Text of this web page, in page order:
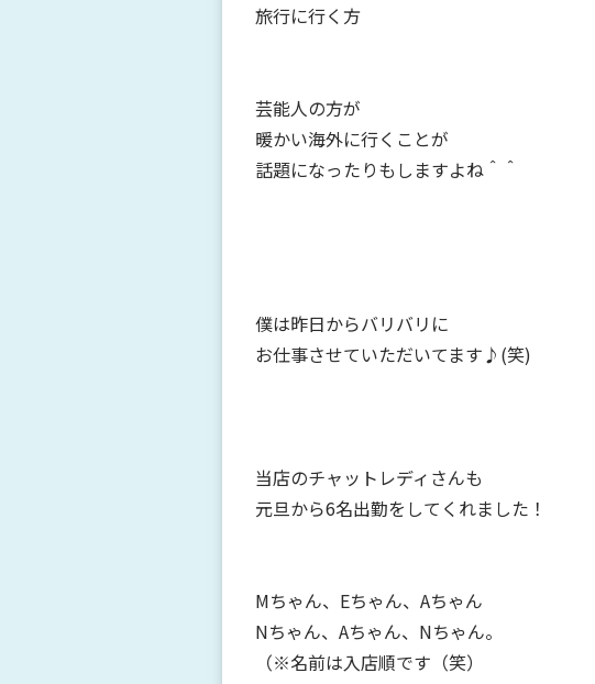
旅行に行く方
芸能人の方が
暖かい海外に行くことが
話題になったりもしますよね＾＾
僕は昨日からバリバリに
お仕事させていただいてます♪(笑)
当店のチャットレディさんも
元旦から6名出勤をしてくれました！
Mちゃん、Eちゃん、Aちゃん
Nちゃん、Aちゃん、Nちゃん。
（※名前は入店順です（笑）